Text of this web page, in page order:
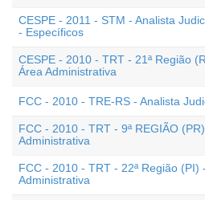
CESPE - 2011 - STM - Analista
- Específicos
CESPE - 2010 - TRT - 21ª Região
Área Administrativa
FCC - 2010 - TRE-RS - Analista
FCC - 2010 - TRT - 9ª REGIÃO
Administrativa
FCC - 2010 - TRT - 22ª Região (PI)
Administrativa